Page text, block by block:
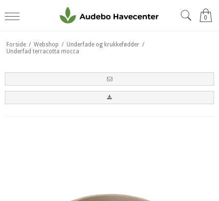
0
Forside / Webshop / Underfade og krukkefødder /
Underfad terracotta mocca